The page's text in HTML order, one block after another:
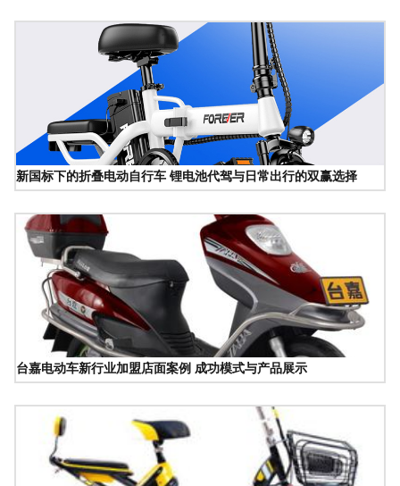
新国标下的折叠电动自行车 锂电池代驾与日常出行的双赢选择
台嘉电动车新行业加盟店面案例 成功模式与产品展示